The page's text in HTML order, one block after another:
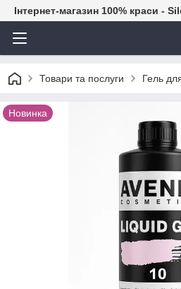
Інтернет-магазин 100% краси -
Товари та послуги Гель
Новинка